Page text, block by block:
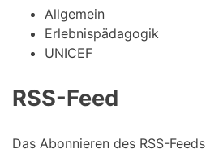
Allgemein
Erlebnispädagogik
UNICEF
RSS-Feed
Das Abonnieren des RSS-